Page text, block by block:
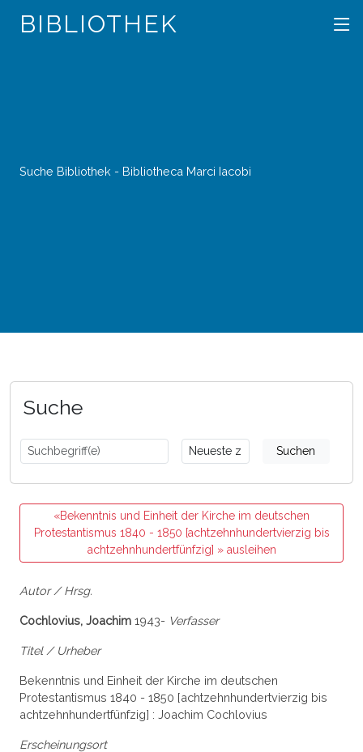
BIBLIOTHEK
Suche Bibliothek - Bibliotheca Marci Iacobi
Suche
Suchen
«Bekenntnis und Einheit der Kirche im deutschen
Protestantismus 1840 - 1850 [achtzehnhundertvierzig bis
achtzehnhundertfünfzig] » ausleihen
Autor / Hrsg.
Cochlovius, Joachim 1943- Verfasser
Titel / Urheber
Bekenntnis und Einheit der Kirche im deutschen
Protestantismus 1840 - 1850 [achtzehnhundertvierzig bis
achtzehnhundertfünfzig] : Joachim Cochlovius
Erscheinungsort